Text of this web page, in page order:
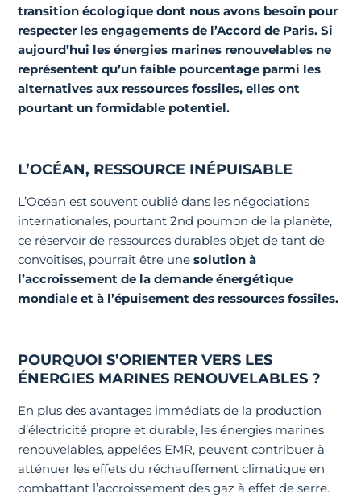
transition écologique dont nous avons besoin pour
respecter les engagements de l’Accord de Paris. Si
aujourd’hui les énergies marines renouvelables ne
représentent qu’un faible pourcentage parmi les
alternatives aux ressources fossiles, elles ont
pourtant un formidable potentiel.
L’OCÉAN, RESSOURCE INÉPUISABLE
L’Océan est souvent oublié dans les négociations
internationales, pourtant 2nd poumon de la planète,
ce réservoir de ressources durables objet de tant de
convoitises, pourrait être unesolution à
l’accroissement de la demande énergétique
mondiale et à l’épuisement des ressources fossiles.
POURQUOI S’ORIENTER VERS LES
ÉNERGIES MARINES RENOUVELABLES ?
En plus des avantages immédiats de la production
d’électricité propre et durable, les énergies marines
renouvelables, appelées EMR, peuvent contribuer à
atténuer les effets du réchauffement climatique en
combattant l’accroissement des gaz à effet de serre.